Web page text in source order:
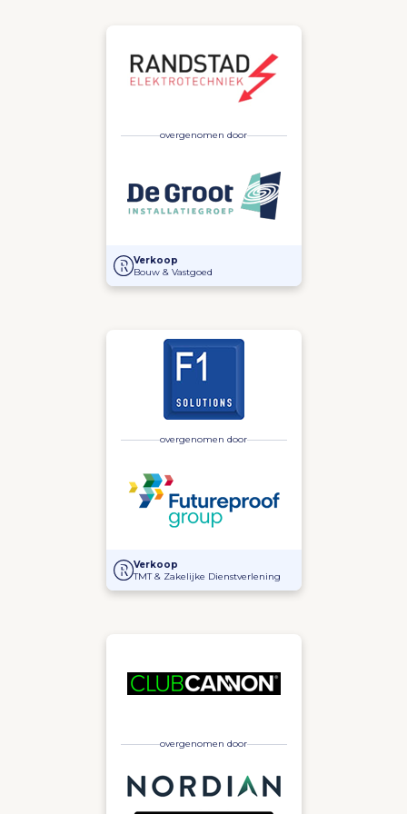
overgenomen door
Overname Electrotechnisch Installatiebureau
Verkoop
Bouw & Vastgoed
overgenomen door
Overname F1 Solutions door Futureproof Group
Verkoop
TMT & Zakelijke Dienstverlening
overgenomen door